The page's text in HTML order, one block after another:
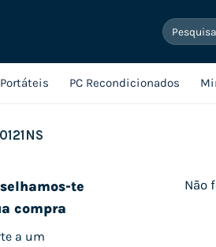
Pesquisar
por:
Portáteis PC Recondicionados
te
compra
a um
Não